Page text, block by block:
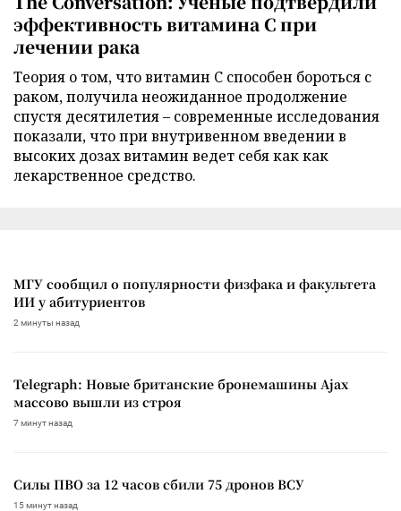
эффективность витамина C при
лечении рака
Теория о том, что витамин C способен бороться с
раком, получила неожиданное продолжение
спустя десятилетия – современные исследования
показали, что при внутривенном введении в
высоких дозах витамин ведет себя как как
лекарственное средство.
МГУ сообщил о популярности физфака и факультета
ИИ у абитуриентов
2 минуты назад
Telegraph: Новые британские бронемашины Ajax
массово вышли из строя
7 минут назад
Силы ПВО за 12 часов сбили 75 дронов ВСУ
15 минут назад